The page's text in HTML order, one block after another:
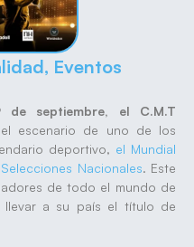
, Eventos
septiembre, el C.M.T
escenario de uno de los
deportivo, el Mundial
Nacionales. Este
de todo el mundo de
llevar a su país el título de